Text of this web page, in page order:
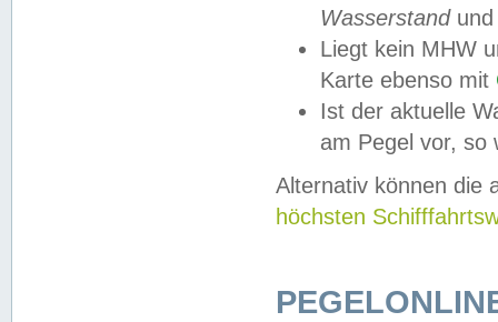
Wasserstandund
Liegt kein MHW
Karte ebenso mit
Ist der aktuelle
am Pegel vor,
Alternativ können die
höchsten